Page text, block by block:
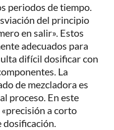
periodos de tiempo.
del principio
en salir». Estos
adecuados para
difícil dosificar con
La
de mezcladora es
proceso. En este
a corto
dosificación.